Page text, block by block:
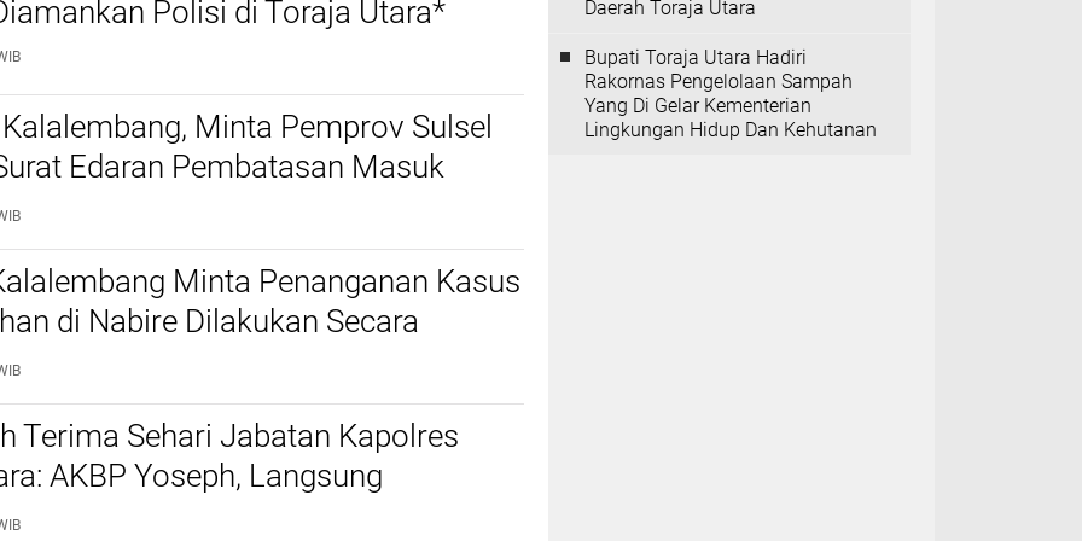
Polisi di Toraja Utara*
Minta Pemprov Sulsel
Edaran Pembatasan Masuk
Tana Toraja dan Toraja
Minta Penanganan Kasus
di Nabire Dilakukan Secara
dan Sesuai Prosedur Hukum
Terima Sehari Jabatan Kapolres
AKBP Yoseph, Langsung
URC Resmob SatReskrim Tangkap
Daerah Toraja Utara
Bupati Toraja Utara Hadiri
Rakornas Pengelolaan Sampah
Yang Di Gelar Kementerian
Lingkungan Hidup Dan Kehutanan